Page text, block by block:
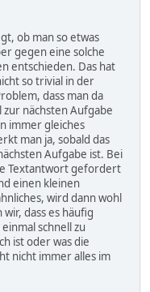
ob man so etwas
gegen eine solche
entschieden. Das hat
so trivial in der
dass man da
nächsten Aufgabe
immer gleiches
man ja, sobald das
Aufgabe ist. Bei
Textantwort gefordert
einen kleinen
wird dann wohl
dass es häufig
schnell zu
ist oder was die
nicht immer alles im